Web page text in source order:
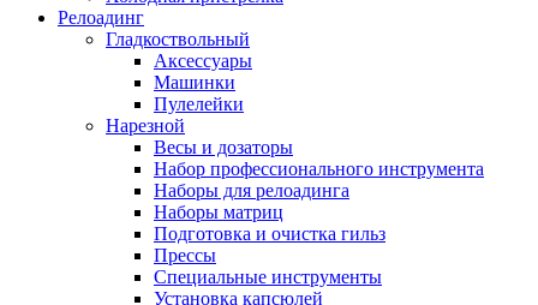
Релоадинг
Гладкоствольный
Аксессуары
Машинки
Пулелейки
Нарезной
Весы и дозаторы
Набор профессионального инструмента
Наборы для релоадинга
Наборы матриц
Подготовка и очистка гильз
Прессы
Специальные инструменты
Установка капсюлей